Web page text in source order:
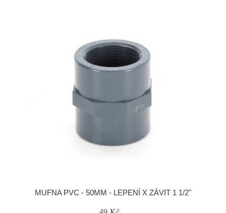
MUFNA PVC - 50MM - LEPENÍ X ZÁVIT 1 1/2"